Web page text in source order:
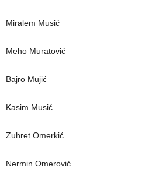
Miralem Musić
Meho Muratović
Bajro Mujić
Kasim Musić
Zuhret Omerkić
Nermin Omerović